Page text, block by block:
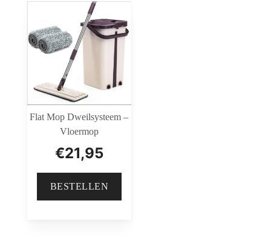
Flat Mop Dweilsysteem –
Vloermop
€21,95
BESTELLEN